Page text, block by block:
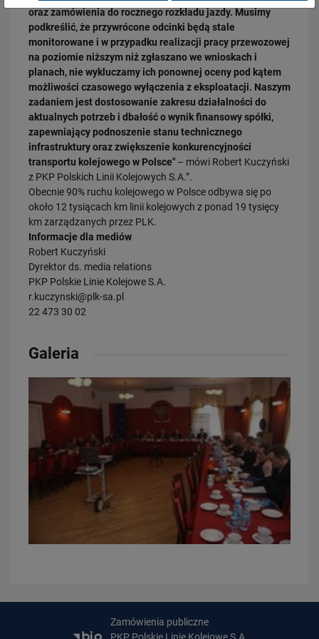
oraz zamówienia do rocznego rozkładu jazdy. Musimy
podkreślić, że przywrócone odcinki będą stale
monitorowane i w przypadku realizacji pracy przewozowej
na poziomie niższym niż zgłaszano we wnioskach i
planach, nie wykluczamy ich ponownej oceny pod kątem
możliwości czasowego wyłączenia z eksploatacji. Naszym
zadaniem jest dostosowanie zakresu działalności do
aktualnych potrzeb i dbałość o wynik finansowy spółki,
zapewniający podnoszenie stanu technicznego
infrastruktury oraz zwiększenie konkurencyjności
transportu kolejowego w Polsce" – mówi Robert Kuczyński
z PKP Polskich Linii Kolejowych S.A.”.
Obecnie 90% ruchu kolejowego w Polsce odbywa się po
około 12 tysiącach km linii kolejowych z ponad 19 tysięcy
km zarządzanych przez PLK.
Informacje dla mediów
Robert Kuczyński
Dyrektor ds. media relations
PKP Polskie Linie Kolejowe S.A.
r.kuczynski@plk-sa.pl
22 473 30 02
Galeria
28.07.2026
Bydgoszcz Fordon po zmianach. Nowe perony, większa
przepustowość i kolejny…
PRZECZYTAJ
23.07.2026
Nowe perony, windy i szybsze pociągi. Polskie Linie Kolejowe S.A.
pokazują…
PRZECZYTAJ
23.07.2026
Wróci ruch pasażerski między Skierniewicami a Czachówkiem - jest
umowa na…
PRZECZYTAJ
21.07.2026
PLK SA, Politechnika Białostocka i Instytut Kolejnictwa łączą siły dla…
Zamówienia publiczne